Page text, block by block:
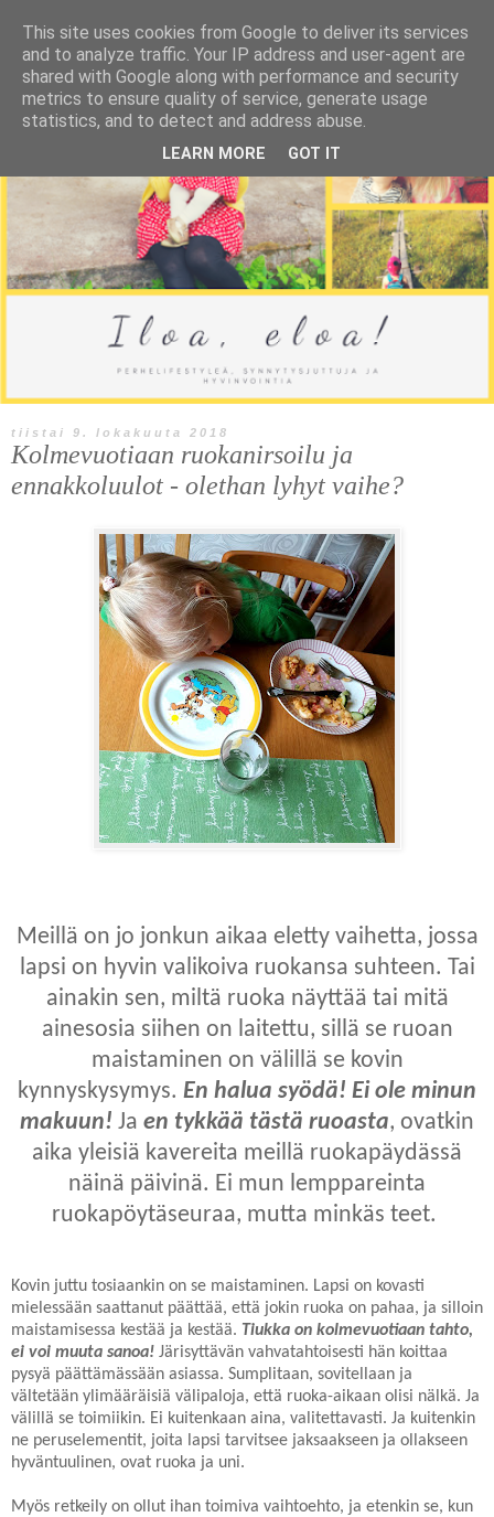
tiistai 9. lokakuuta 2018
Kolmevuotiaan ruokanirsoilu ja
ennakkoluulot - olethan lyhyt vaihe?
Meillä on jo jonkun aikaa eletty vaihetta, jossa
lapsi on hyvin valikoiva ruokansa suhteen. Tai
ainakin sen, miltä ruoka näyttää tai mitä
ainesosia siihen on laitettu, sillä se ruoan
maistaminen on välillä se kovin
kynnyskysymys. En halua syödä! Ei ole minun
makuun! Ja en tykkää tästä ruoasta, ovatkin
aika yleisiä kavereita meillä ruokapäydässä
näinä päivinä. Ei mun lemppareinta
ruokapöytäseuraa, mutta minkäs teet.
Kovin juttu tosiaankin on se maistaminen. Lapsi on kovasti
mielessään saattanut päättää, että jokin ruoka on pahaa, ja silloin
maistamisessa kestää ja kestää. Tiukka on kolmevuotiaan tahto,
ei voi muuta sanoa! Järisyttävän vahvatahtoisesti hän koittaa
pysyä päättämässään asiassa. Sumplitaan, sovitellaan ja
vältetään ylimääräisiä välipaloja, että ruoka-aikaan olisi nälkä. Ja
välillä se toimiikin. Ei kuitenkaan aina, valitettavasti. Ja kuitenkin
ne peruselementit, joita lapsi tarvitsee jaksaakseen ja ollakseen
hyväntuulinen, ovat ruoka ja uni.
Myös retkeily on ollut ihan toimiva vaihtoehto, ja etenkin se, kun
This site uses cookies from Google to deliver its services
and to analyze traffic. Your IP address and user-agent are
shared with Google along with performance and security
metrics to ensure quality of service, generate usage
statistics, and to detect and address abuse.
LEARN MORE GOT IT